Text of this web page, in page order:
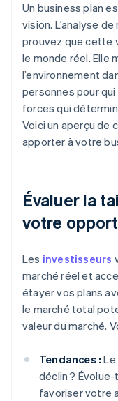
Un business plan
vision. L’analyse
prouvez que cette
le monde réel. Elle
l’environnement
personnes pour
forces qui
Voici un aperçu de
apporter à votre
Évaluer la
votre
Les investisseurs
marché réel et
étayer vos plans
le marché total
valeur du marché.
Tendances : Le
déclin ?
favoriser votre